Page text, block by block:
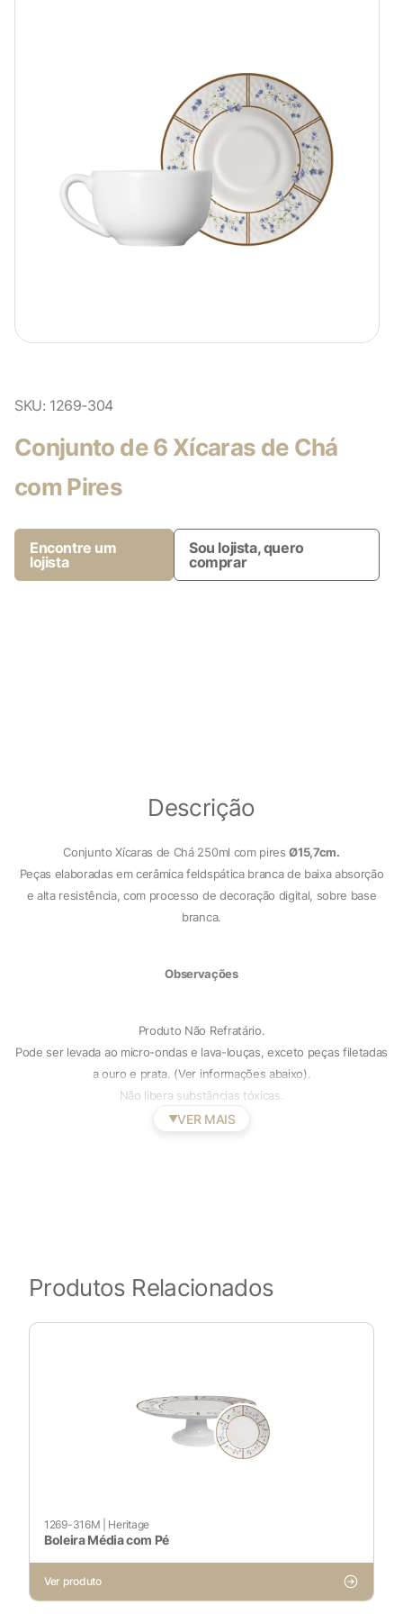
SKU: 1269-304
Conjunto de 6 Xícaras de Chá
com Pires
Encontre um
lojista
Sou lojista, quero
comprar
Descrição
Conjunto Xícaras de Chá 250ml com piresØ15,7cm.
Peças elaboradas em cerâmica feldspática branca de baixa absorção
e alta resistência, com processo de decoração digital, sobre base
branca.
Observações
Produto Não Refratário.
Pode ser levada ao micro-ondas e lava-louças, exceto peças filetadas
a ouro e prata. (Ver informações abaixo).
Não libera substâncias tóxicas.
▼VER MAIS
Produtos Relacionados
1269-316M Heritage
Boleira Média com Pé
Ver produto